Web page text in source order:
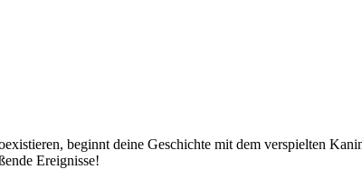
beginnt deine Geschichte mit dem verspielten
Ereignisse!